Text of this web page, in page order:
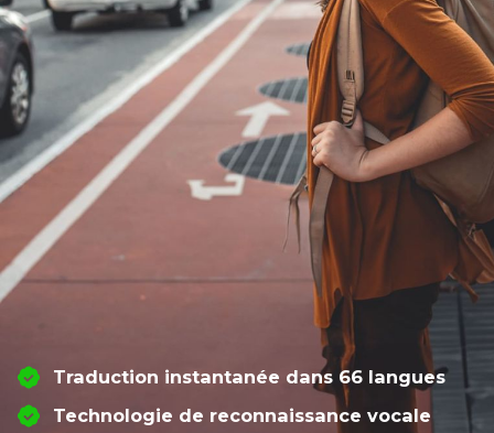
Traduction instantanée dans 66 langues
Technologie de reconnaissance vocale